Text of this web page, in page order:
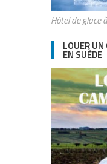
Hôtel de glace
LOUER
EN SUÈDE